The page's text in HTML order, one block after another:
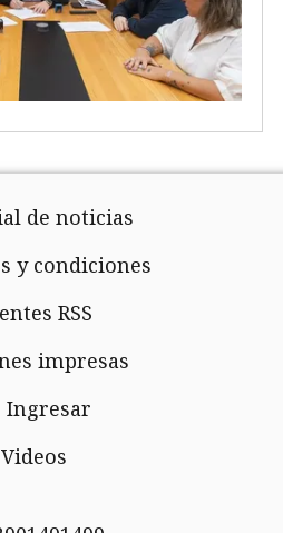
de noticias
y condiciones
RSS
impresas
Ingresar
Videos